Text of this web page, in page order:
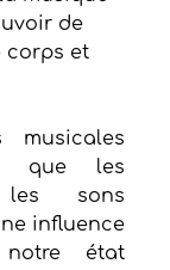
de
corps et
musicales
que les
sons
influence
état